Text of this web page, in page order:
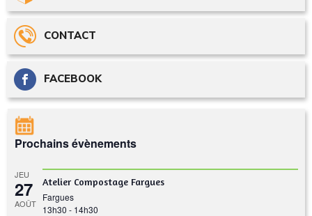
CONTACT
FACEBOOK
Prochains évènements
JEU
27
AOÛT
Atelier Compostage Fargues
Fargues
13h30 - 14h30